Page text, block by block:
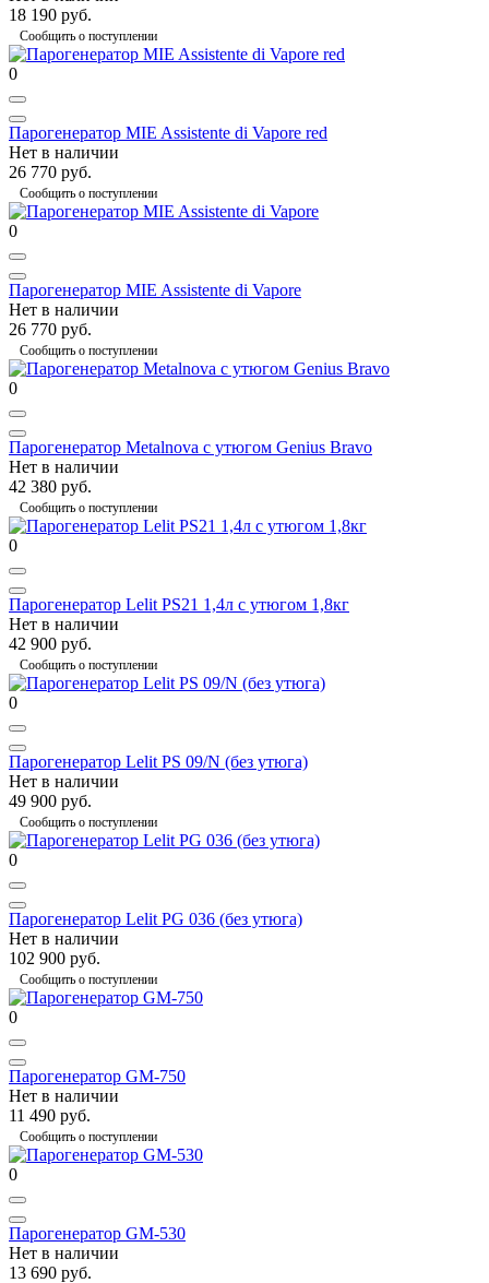
18 190 руб.
Сообщить о поступлении
0
Парогенератор MIE Assistente di Vapore red
Нет в наличии
26 770 руб.
Сообщить о поступлении
0
Парогенератор MIE Assistente di Vapore
Нет в наличии
26 770 руб.
Сообщить о поступлении
0
Парогенератор Metalnova с утюгом Genius Bravo
Нет в наличии
42 380 руб.
Сообщить о поступлении
0
Парогенератор Lelit PS21 1,4л с утюгом 1,8кг
Нет в наличии
42 900 руб.
Сообщить о поступлении
0
Парогенератор Lelit PS 09/N (без утюга)
Нет в наличии
49 900 руб.
Сообщить о поступлении
0
Парогенератор Lelit PG 036 (без утюга)
Нет в наличии
102 900 руб.
Сообщить о поступлении
0
Парогенератор GM-750
Нет в наличии
11 490 руб.
Сообщить о поступлении
0
Парогенератор GM-530
Нет в наличии
13 690 руб.